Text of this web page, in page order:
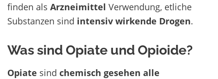
finden als Arzneimittel Verwendung, etliche
Substanzen sind intensiv wirkende Drogen.
Was sind Opiate und Opioide?
Opiate sind chemisch gesehen alle